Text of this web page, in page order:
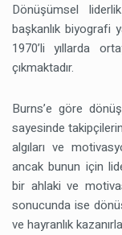
Dönüşümsel
başkanlık biyografi
1970’li yıllarda
çıkmaktadır.
Burns’e göre
sayesinde
algıları ve
ancak bunun için
bir ahlaki ve
sonucunda ise
ve hayranlık